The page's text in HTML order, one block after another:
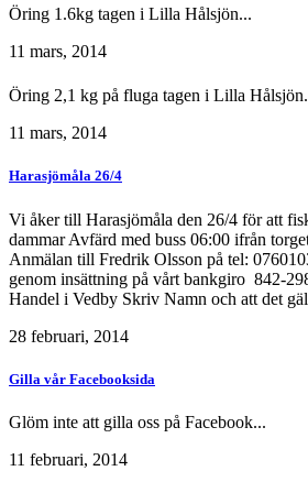
Öring 1.6kg tagen i Lilla Hålsjön...
11 mars, 2014
Öring 2,1 kg på fluga tagen i Lilla
11 mars, 2014
Harasjömåla 26/4
Vi åker till Harasjömåla den 26/4 för att
dammar Avfärd med buss 06:00 ifrån
Anmälan till Fredrik Olsson på tel:
genom insättning på vårt bankgiro 842-
Handel i Vedby Skriv Namn och att det
28 februari, 2014
Gilla vår Facebooksida
Glöm inte att gilla oss på Facebook...
11 februari, 2014